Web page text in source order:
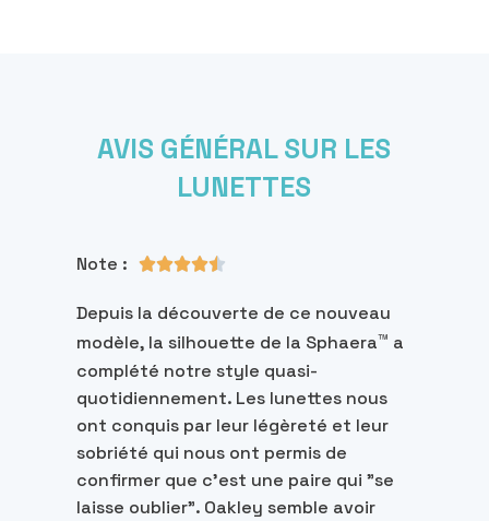
AVIS GÉNÉRAL SUR LES
LUNETTES
Note : 
Depuis la découverte de ce nouveau
modèle, la silhouette de la Sphaera™ a
complété notre style quasi-
quotidiennement. Les lunettes nous
ont conquis par leur légèreté et leur
sobriété qui nous ont permis de
confirmer que c'est une paire qui "se
laisse oublier". Oakley semble avoir